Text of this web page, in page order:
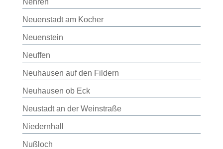
Nehren
Neuenstadt am Kocher
Neuenstein
Neuffen
Neuhausen auf den Fildern
Neuhausen ob Eck
Neustadt an der Weinstraße
Niedernhall
Nußloch